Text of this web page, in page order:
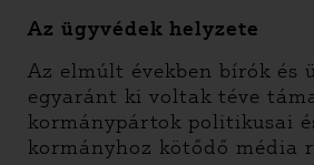
Az ügyvédek helyzete
Az elmúlt években bírók és
egyaránt ki voltak téve
kormánypártok politikusai
kormányhoz kötődő média